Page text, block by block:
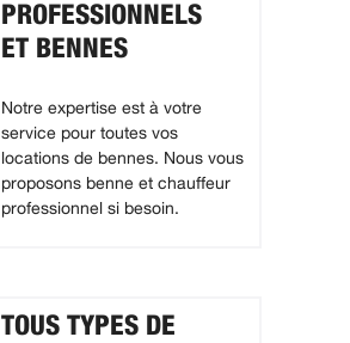
PROFESSIONNELS
ET BENNES
Notre expertise est à votre
service pour toutes vos
locations de bennes. Nous vous
proposons benne et chauffeur
professionnel si besoin.
TOUS TYPES DE